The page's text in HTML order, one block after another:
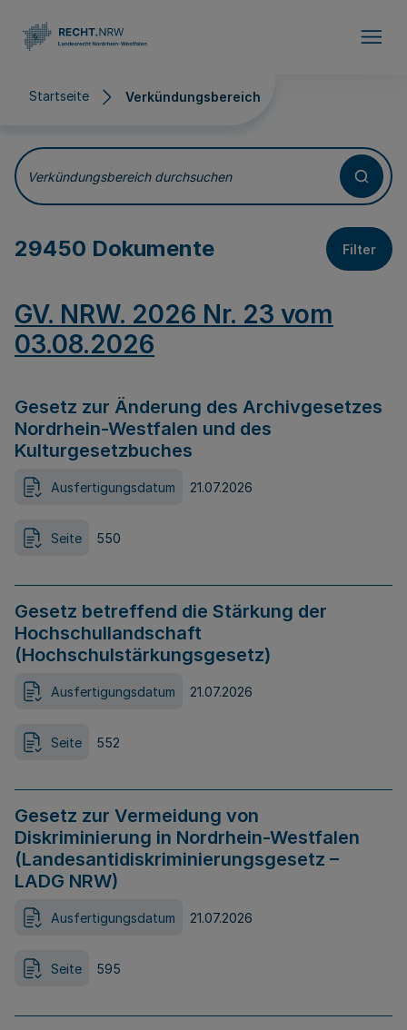
Startseite Verkündungsbereich
Verkündungsbereich
Verkündungsbereich durchsuchen
29450 Dokumente Filter
GV. NRW. 2026 Nr. 23 vom
03.08.2026
Gesetz zur Änderung des Archivgesetzes
Nordrhein-Westfalen und des
Kulturgesetzbuches
Ausfertigungsdatum 21.07.2026
Seite 550
Gesetz betreffend die Stärkung der
Hochschullandschaft
(Hochschulstärkungsgesetz)
Ausfertigungsdatum 21.07.2026
Seite 552
Gesetz zur Vermeidung von
Diskriminierung in Nordrhein-Westfalen
(Landesantidiskriminierungsgesetz –
LADG NRW)
Ausfertigungsdatum 21.07.2026
Seite 595